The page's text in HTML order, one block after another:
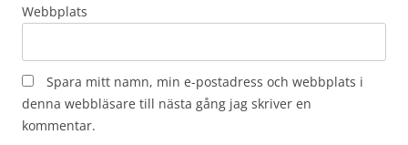
Webbplats
Spara mitt namn, min e-postadress och webbplats i
denna webbläsare till nästa gång jag skriver en
kommentar.